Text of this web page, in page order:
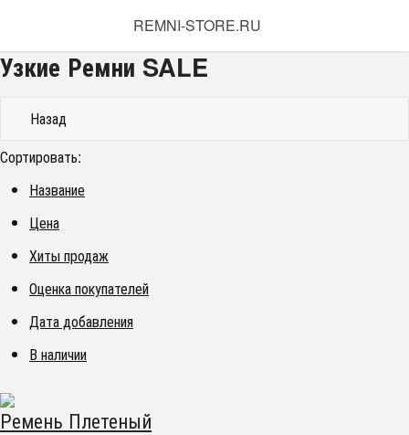
REMNI-STORE.RU
Узкие Ремни SALE
Назад
Сортировать:
Название
Цена
Хиты продаж
Оценка покупателей
Дата добавления
В наличии
Ремень Плетеный